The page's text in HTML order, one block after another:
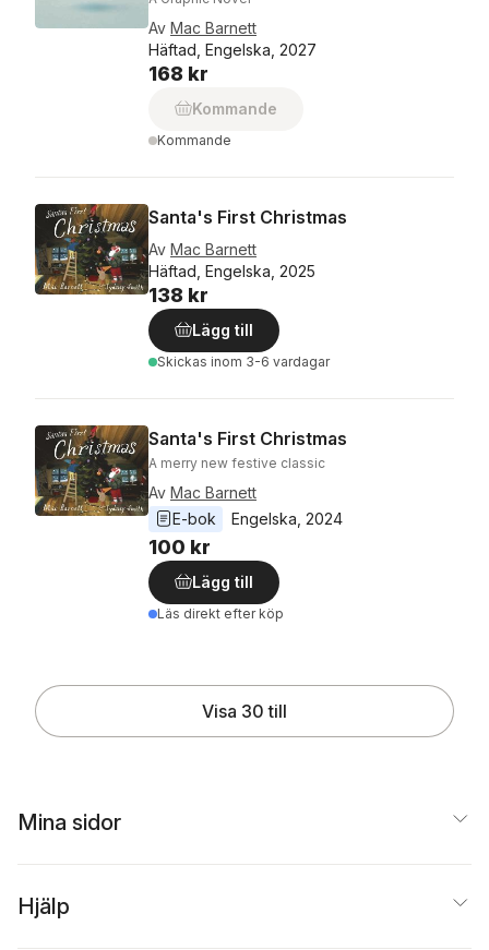
Av Mac Barnett
Häftad, Engelska, 2027
168 kr
Kommande
Kommande
Santa's First Christmas
Av Mac Barnett
Häftad, Engelska, 2025
138 kr
Lägg till
Skickas inom 3-6 vardagar
Santa's First Christmas
A merry new festive classic
Av Mac Barnett
E-bok
Engelska 2024
100 kr
Lägg till
Läs direkt efter köp
Visa 30 till
Mina sidor
Hjälp